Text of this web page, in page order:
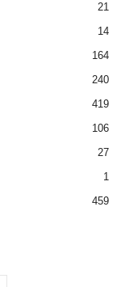
21
14
164
240
419
106
27
1
459